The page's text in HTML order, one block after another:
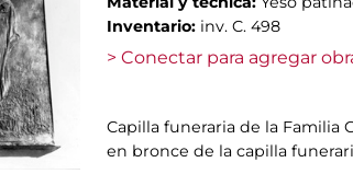
Inventario: inv. C. 498
> Conectar para agregar
Capilla funeraria de la Familia
en bronce de la capilla